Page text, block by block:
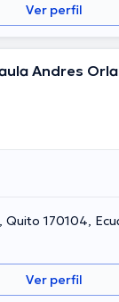
Ver perfil
Andres
Quito 170104,
Ver perfil